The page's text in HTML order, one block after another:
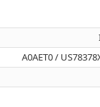
A0AET0 /